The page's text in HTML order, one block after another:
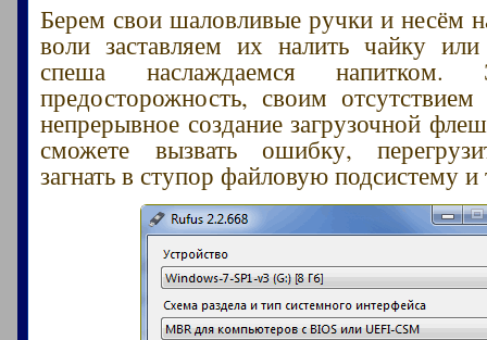
Берем свои шаловливые ручки и несём
воли заставляем их налить чайку
спеша наслаждаемся напитком.
предосторожность, своим
непрерывное создание загрузочной
сможете вызвать ошибку,
загнать в ступор файловую подсистему и